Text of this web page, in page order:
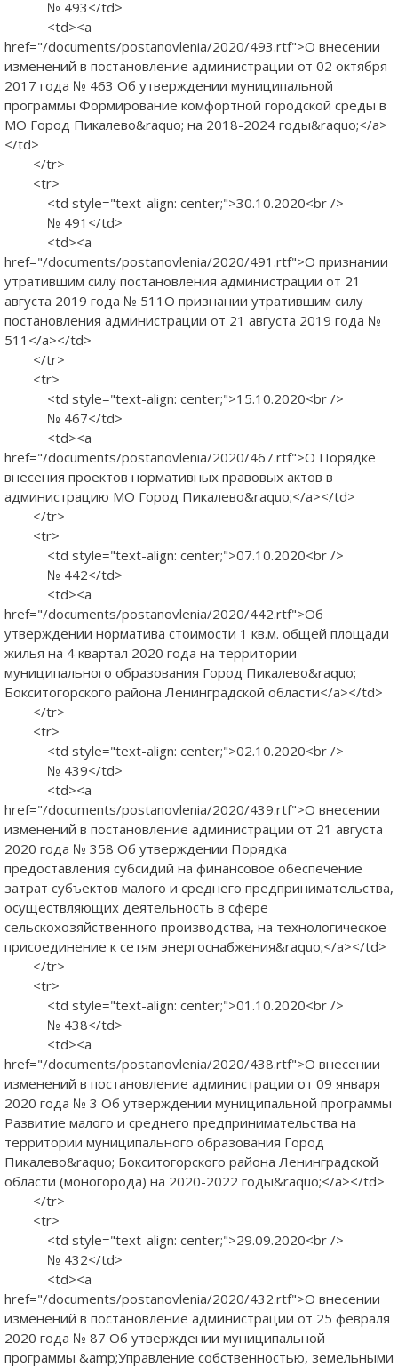
№ 493</td>
<td><a
href="/documents/postanovlenia/2020/493.rtf">О внесении
изменений в постановление администрации от 02 октября
2017 года № 463 Об утверждении муниципальной
программы Формирование комфортной городской среды в
МО Город Пикалево&raquo; на 2018-2024 годы&raquo;</a>
</td>
</tr>
<tr>
<td style="text-align: center;">30.10.2020<br />
№ 491</td>
<td><a
href="/documents/postanovlenia/2020/491.rtf">О признании
утратившим силу постановления администрации от 21
августа 2019 года № 511О признании утратившим силу
постановления администрации от 21 августа 2019 года №
511</a></td>
</tr>
<tr>
<td style="text-align: center;">15.10.2020<br />
№ 467</td>
<td><a
href="/documents/postanovlenia/2020/467.rtf">О Порядке
внесения проектов нормативных правовых актов в
администрацию МО Город Пикалево&raquo;</a></td>
</tr>
<tr>
<td style="text-align: center;">07.10.2020<br />
№ 442</td>
<td><a
href="/documents/postanovlenia/2020/442.rtf">Об
утверждении норматива стоимости 1 кв.м. общей площади
жилья на 4 квартал 2020 года на территории
муниципального образования Город Пикалево&raquo;
Бокситогорского района Ленинградской области</a></td>
</tr>
<tr>
<td style="text-align: center;">02.10.2020<br />
№ 439</td>
<td><a
href="/documents/postanovlenia/2020/439.rtf">О внесении
изменений в постановление администрации от 21 августа
2020 года № 358 Об утверждении Порядка
предоставления субсидий на финансовое обеспечение
затрат субъектов малого и среднего предпринимательства,
осуществляющих деятельность в сфере
сельскохозяйственного производства, на технологическое
присоединение к сетям энергоснабжения&raquo;</a></td>
</tr>
<tr>
<td style="text-align: center;">01.10.2020<br />
№ 438</td>
<td><a
href="/documents/postanovlenia/2020/438.rtf">О внесении
изменений в постановление администрации от 09 января
2020 года № 3 Об утверждении муниципальной программы
Развитие малого и среднего предпринимательства на
территории муниципального образования Город
Пикалево&raquo; Бокситогорского района Ленинградской
области (моногорода) на 2020-2022 годы&raquo;</a></td>
</tr>
<tr>
<td style="text-align: center;">29.09.2020<br />
№ 432</td>
<td><a
href="/documents/postanovlenia/2020/432.rtf">О внесении
изменений в постановление администрации от 25 февраля
2020 года № 87 Об утверждении муниципальной
программы &amp;Управление собственностью, земельными